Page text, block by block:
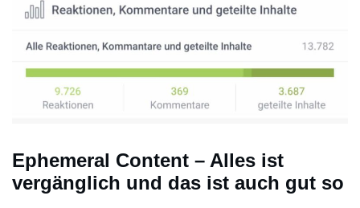
Ephemeral Content – Alles ist
vergänglich und das ist auch gut so